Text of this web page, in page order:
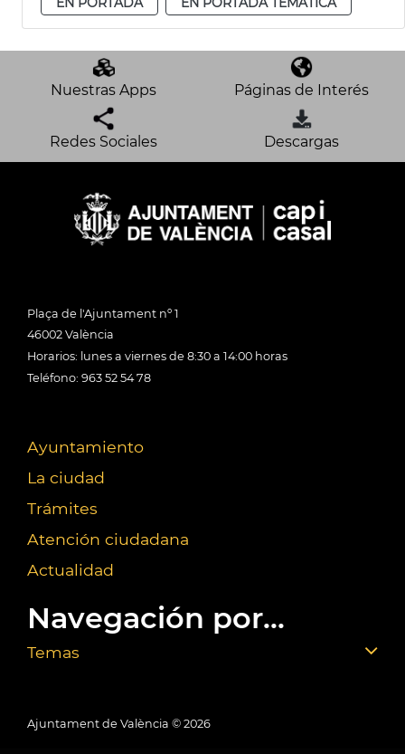
Nuestras Apps Páginas de Interés
Redes Sociales Descargas
Plaça de l'Ajuntament nº 1
46002 València
Horarios: lunes a viernes de 8:30 a 14:00 horas
Teléfono: 963 52 54 78
Ayuntamiento
La ciudad
Trámites
Atención ciudadana
Actualidad
Navegación por...
Temas
Ajuntament de València © 2026